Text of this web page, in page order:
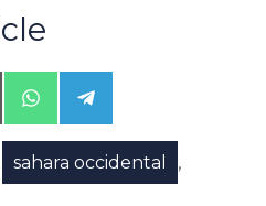
Share
on
WhatsApp
Share
on
Telegram
sahara occidental ,